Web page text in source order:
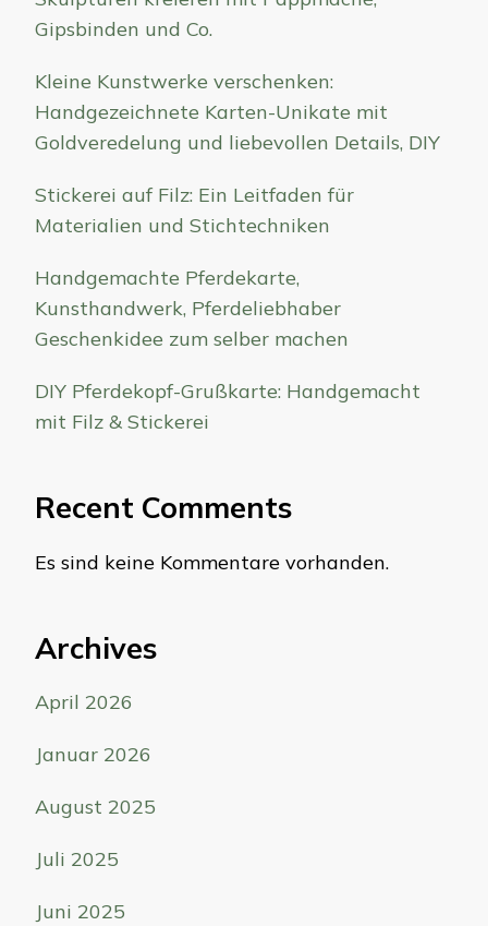
Gipsbinden und Co.
Kleine Kunstwerke verschenken:
Handgezeichnete Karten-Unikate mit
Goldveredelung und liebevollen Details, DIY
Stickerei auf Filz: Ein Leitfaden für
Materialien und Stichtechniken
Handgemachte Pferdekarte,
Kunsthandwerk, Pferdeliebhaber
Geschenkidee zum selber machen
DIY Pferdekopf-Grußkarte: Handgemacht
mit Filz & Stickerei
Recent Comments
Es sind keine Kommentare vorhanden.
Archives
April 2026
Januar 2026
August 2025
Juli 2025
Juni 2025